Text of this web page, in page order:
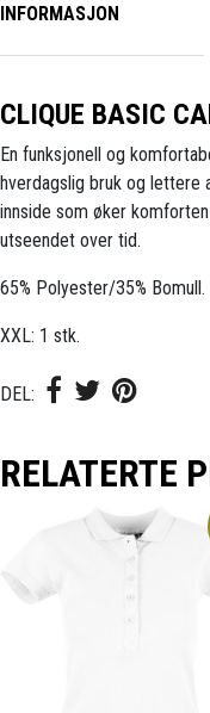
INFORMASJON
CLIQUE BASIC
En funksjonell og
hverdagslig bruk og lettere
innside som øker
utseendet over tid.
65% Polyester/35% Bomull.
XXL: 1 stk.
DEL:
RELATERTE